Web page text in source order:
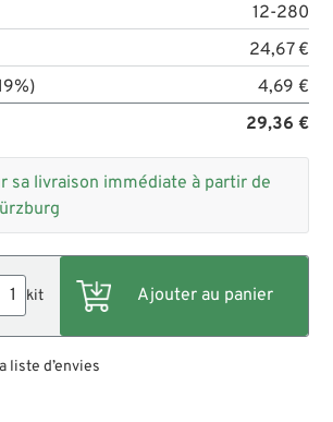
12-280
24,67 €
4,69 €
29,36 €
sa livraison immédiate à partir de
kit
liste d’envies